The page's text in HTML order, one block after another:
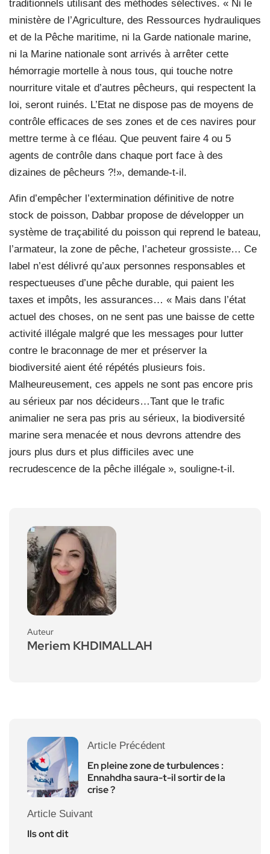
traditionnels utilisant des méthodes sélectives. « Ni le
ministère de l’Agriculture, des Ressources hydrauliques
et de la Pêche maritime, ni la Garde nationale marine,
ni la Marine nationale sont arrivés à arrêter cette
hémorragie mortelle à nous tous, qui touche notre
nourriture vitale et d’autres pêcheurs, qui respectent la
loi, seront ruinés. L’Etat ne dispose pas de moyens de
contrôle efficaces de ses zones et de ces navires pour
mettre terme à ce fléau. Que peuvent faire 4 ou 5
agents de contrôle dans chaque port face à des
dizaines de pêcheurs ?!», demande-t-il.
Afin d’empêcher l’extermination définitive de notre
stock de poisson, Dabbar propose de développer un
système de traçabilité du poisson qui reprend le bateau,
l’armateur, la zone de pêche, l’acheteur grossiste… Ce
label n’est délivré qu’aux personnes responsables et
respectueuses d’une pêche durable, qui paient les
taxes et impôts, les assurances… « Mais dans l’état
actuel des choses, on ne sent pas une baisse de cette
activité illégale malgré que les messages pour lutter
contre le braconnage de mer et préserver la
biodiversité aient été répétés plusieurs fois.
Malheureusement, ces appels ne sont pas encore pris
au sérieux par nos décideurs…Tant que le trafic
animalier ne sera pas pris au sérieux, la biodiversité
marine sera menacée et nous devrons attendre des
jours plus durs et plus difficiles avec une
recrudescence de la pêche illégale », souligne-t-il.
Auteur
Meriem KHDIMALLAH
Article Précédent
En pleine zone de turbulences :
Ennahdha saura-t-il sortir de la
crise ?
Article Suivant
Ils ont dit